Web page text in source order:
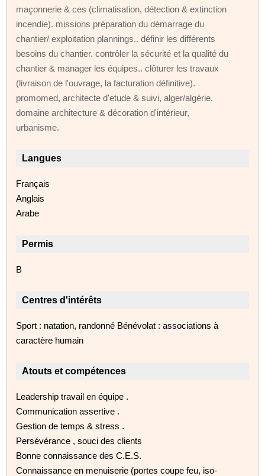
maçonnerie & ces (climatisation, détection & extinction
incendie). missions préparation du démarrage du
chantier/ exploitation plannings.. définir les différents
besoins du chantier. contrôler la sécurité et la qualité du
chantier & manager les équipes.. clôturer les travaux
(livraison de l'ouvrage, la facturation définitive).
promomed, architecte d'etude & suivi, alger/algérie.
domaine architecture & décoration d'intérieur,
urbanisme.
Langues
Français
Anglais
Arabe
Permis
B
Centres d'intérêts
Sport : natation, randonné Bénévolat : associations à
caractère humain
Atouts et compétences
Leadership travail en équipe .
Communication assertive .
Gestion de temps & stress .
Persévérance , souci des clients
Bonne connaissance des C.E.S.
Connaissance en menuiserie (portes coupe feu, iso-